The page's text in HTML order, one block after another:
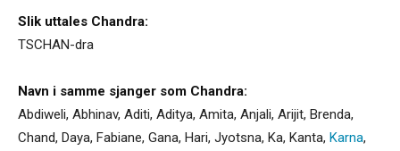
Slik uttales Chandra:
TSCHAN-dra
Navn i samme sjanger som Chandra:
Abdiweli, Abhinav, Aditi, Aditya, Amita, Anjali, Arijit, Brenda,
Chand, Daya, Fabiane, Gana, Hari, Jyotsna, Ka, Kanta, Karna,